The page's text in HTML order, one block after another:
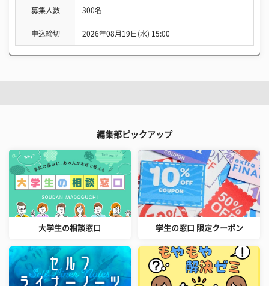
募集人数 300名
申込締切 2026年08月19日(水) 15:00
編集部ピックアップ
大学生の相談窓口 学生の窓口 限定クーポン